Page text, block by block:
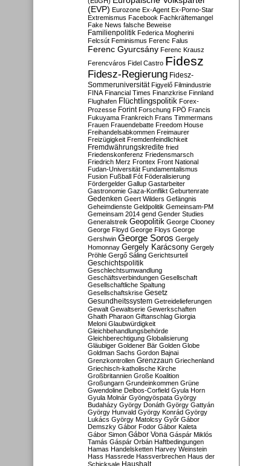
(EVP) Eurozone Ex-Agent Ex-Porno-Star
Extremismus Facebook Fachkräftemangel
Fake News falsche Beweise
Familienpolitik Federica Mogherini
Felcsút Feminismus Ferenc Falus
Ferenc Gyurcsány Ferenc Krausz
Ferencváros Fidel Castro Fidesz
Fidesz-Regierung Fidesz-
Sommeruniversität Figyelő Filmindustrie
FINA Financial Times Finanzkrise Finnland
Flughafen Flüchtlingspolitik Forex-
Prozesse Forint Forschung FPÖ Francis
Fukuyama Frankreich Frans Timmermans
Frauen Frauendebatte Freedom House
Freihandelsabkommen Freimaurer
Freizügigkeit Fremdenfeindlichkeit
Fremdwährungskredite fried
Friedenskonferenz Friedensmarsch
Friedrich Merz Frontex Front National
Fudan-Universität Fundamentalismus
Fusion Fußball Fót Föderalisierung
Fördergelder Gallup Gastarbeiter
Gastronomie Gaza-Konflikt Geburtenrate
Gedenken Geert Wilders Gefängnis
Geheimdienste Geldpolitik Gemeinsam-PM
Gemeinsam 2014 gend Gender Studies
Generalstreik Geopolitik George Clooney
George Floyd George Floys George
Gershwin George Soros Gergely
Homonnay Gergely Karácsony Gergely
Pröhle Gergő Sáling Gerichtsurteil
Geschichtspolitik
Geschlechtsumwandlung
Geschäftsverbindungen Gesellschaft
Gesellschaftliche Spaltung
Gesellschaftskrise Gesetz
Gesundheitssystem Getreidelieferungen
Gewalt Gewaltserie Gewerkschaften
Ghaith Pharaon Giftanschlag Giorgia
Meloni Glaubwürdigkeit
Gleichbehandlungsbehörde
Gleichberechtigung Globalisierung
Gläubiger Goldener Bär Golden Globe
Goldman Sachs Gordon Bajnai
Grenzkontrollen Grenzzaun Griechenland
Griechisch-katholische Kirche
Großbritannien Große Koalition
Großungarn Grundeinkommen Grüne
Gwendoline Delbos-Corfield Gyula Horn
Gyula Molnár Gyöngyöspata György
Budaházy György Donáth György Gattyán
György Hunvald György Konrád György
Lukács György Matolcsy Győr Gábor
Demszky Gábor Fodor Gábor Kaleta
Gábor Simon Gábor Vona Gáspár Miklós
Tamás Gáspár Orbán Haftbedingungen
Hamas Handelsketten Harvey Weinstein
Hass Hassrede Hassverbrechen Haus der
Schicksale Haushalt